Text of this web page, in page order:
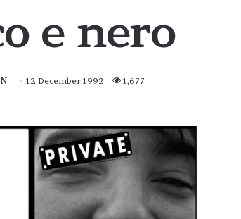
e nero
12 December 1992 1,677